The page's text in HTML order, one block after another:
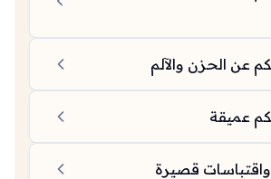
عن الحزن والآلم
عميقة
واقتباسات قصيرة